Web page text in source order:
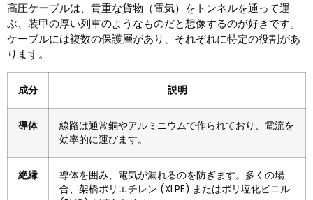
高圧ケーブルは、貴重な貨物（電気）をトンネルを通って運
ぶ、装甲の厚い列車のようなものだと想像するのが好きです。
ケーブルには複数の保護層があり、それぞれに特定の役割があ
ります。
成分 説明
導体
線路は通常銅やアルミニウムで作られており、電流を
効率的に運びます。
絶縁
導体を囲み、電気が漏れるのを防ぎます。多くの場
合、架橋ポリエチレン (XLPE) またはポリ塩化ビニル